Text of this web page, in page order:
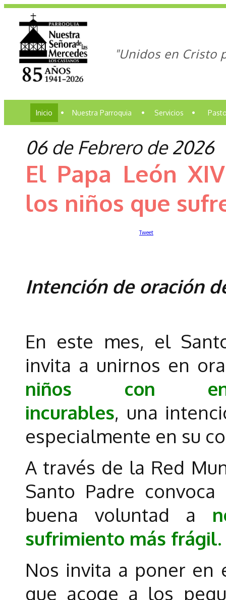
"Unidos en Cristo
Inicio • Nuestra Parroquia • Servicios •
06 de Febrero de 2026
El Papa León
los niños que
Tweet
Intención de oración
En este mes, el
invita a unirnos en
niños con
incurables, una
especialmente en su
A través de la Red
Santo Padre
buena voluntad a
sufrimiento más frágil.
Nos invita a poner en
que acoge a los